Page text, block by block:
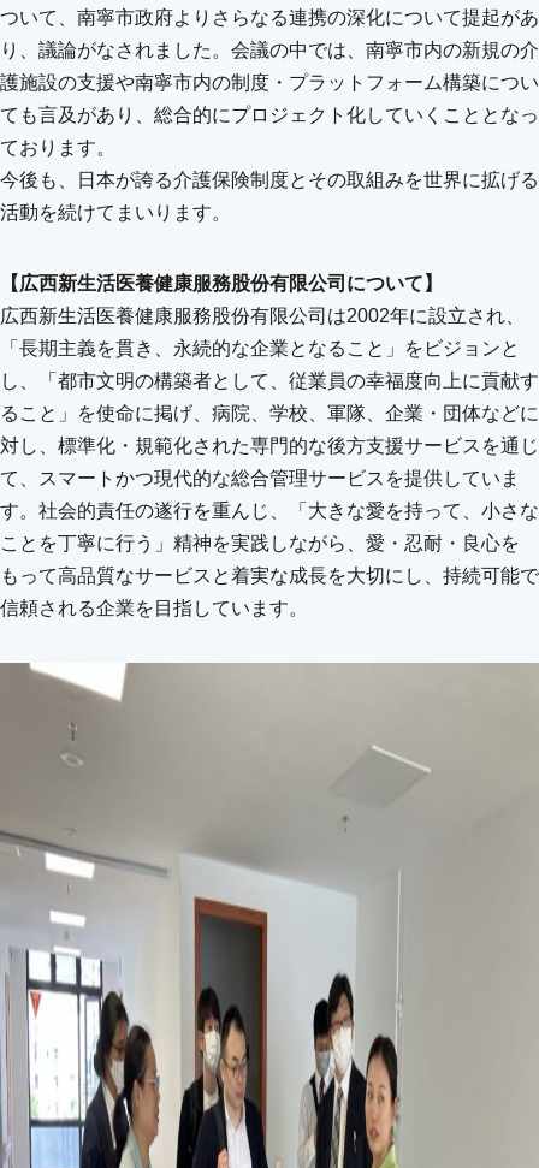
ついて、南寧市政府よりさらなる連携の深化について提起があ
り、議論がなされました。会議の中では、南寧市内の新規の介
護施設の支援や南寧市内の制度・プラットフォーム構築につい
ても言及があり、総合的にプロジェクト化していくこととなっ
ております。
今後も、日本が誇る介護保険制度とその取組みを世界に拡げる
活動を続けてまいります。
【広西新生活医養健康服務股份有限公司について】
広西新生活医養健康服務股份有限公司は2002年に設立され、
「長期主義を貫き、永続的な企業となること」をビジョンと
し、「都市文明の構築者として、従業員の幸福度向上に貢献す
ること」を使命に掲げ、病院、学校、軍隊、企業・団体などに
対し、標準化・規範化された専門的な後方支援サービスを通じ
て、スマートかつ現代的な総合管理サービスを提供していま
す。社会的責任の遂行を重んじ、「大きな愛を持って、小さな
ことを丁寧に行う」精神を実践しながら、愛・忍耐・良心を
もって高品質なサービスと着実な成長を大切にし、持続可能で
信頼される企業を目指しています。